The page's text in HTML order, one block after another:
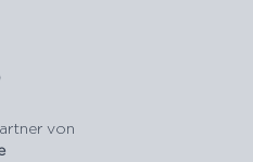
von